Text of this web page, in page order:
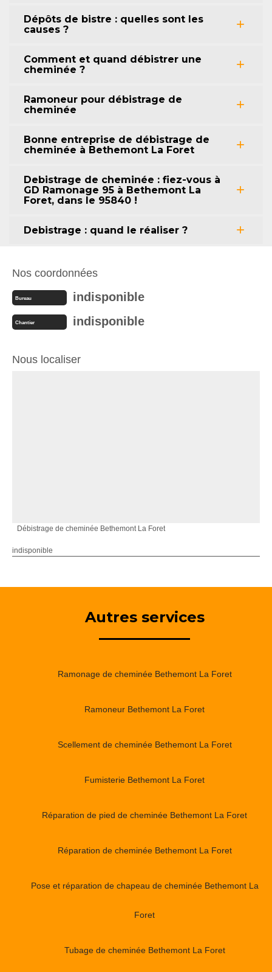
Dépôts de bistre : quelles sont les
causes ?
Comment et quand débistrer une
cheminée ?
Ramoneur pour débistrage de
cheminée
Bonne entreprise de débistrage de
cheminée à Bethemont La Foret
Debistrage de cheminée : fiez-vous à
GD Ramonage 95 à Bethemont La
Foret, dans le 95840 !
Debistrage : quand le réaliser ?
Nos coordonnées
Bureau indisponible
Chantier indisponible
Nous localiser
Débistrage de cheminée Bethemont La Foret
indisponible
Autres services
Ramonage de cheminée Bethemont La Foret
Ramoneur Bethemont La Foret
Scellement de cheminée Bethemont La Foret
Fumisterie Bethemont La Foret
Réparation de pied de cheminée Bethemont La Foret
Réparation de cheminée Bethemont La Foret
Pose et réparation de chapeau de cheminée Bethemont La
Foret
Tubage de cheminée Bethemont La Foret